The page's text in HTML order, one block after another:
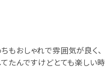
もおしゃれで雰囲気が良く、
たんですけどとても楽しい時